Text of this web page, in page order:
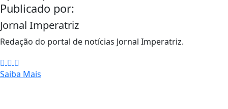
Publicado por:
Jornal Imperatriz
Redação do portal de notícias Jornal Imperatriz.
Saiba Mais